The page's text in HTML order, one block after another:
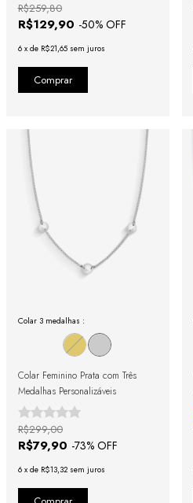
R$129,90 -50% OFF
R$259,80
6 x de R$21,65 sem juros
Colar 3 medalhas :
Colar Feminino Prata com Três
Medalhas Personalizáveis
R$79,90 -73% OFF
R$299,00
6 x de R$13,32 sem juros